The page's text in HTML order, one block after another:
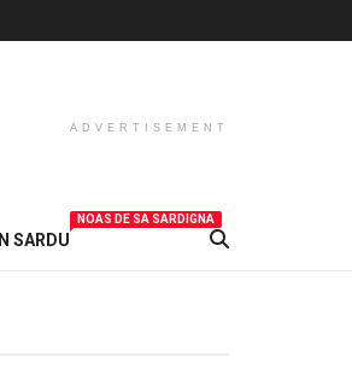
ADVERTISEMENT
IN SARDU
NOAS DE SA SARDIGNA